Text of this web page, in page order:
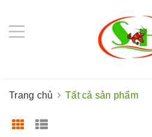
Trang chủ Tất cả sản phẩm